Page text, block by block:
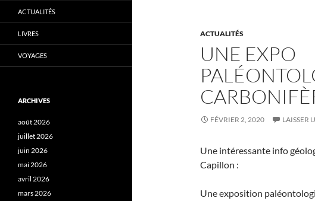
ACTUALITÉS
UNE EXPO
FÉVRIER 2, 2020 LAISSER
Une intéressante info
Capillon :
Une exposition
ACTUALITÉS
LIVRES
VOYAGES
ARCHIVES
août 2026
juillet 2026
juin 2026
mai 2026
avril 2026
mars 2026